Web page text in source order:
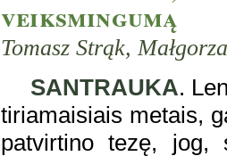
veiksmingumą
Tomasz Strąk,
SANTRAUKA.
tiriamaisiais metais,
patvirtino tezę, jog,